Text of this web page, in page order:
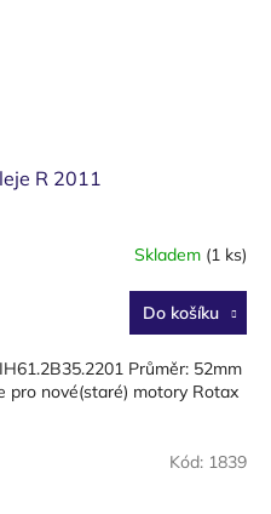
R 2011
Skladem (1 ks)
Do košíku
Průměr: 52mm
pro nové(staré) motory Rotax
Kód: 1839